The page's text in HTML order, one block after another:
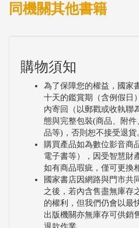
同機關其他書籍
購物須知
為了保障您的權益，國家
十天的鑑賞期（含例假日
內寄回（以郵戳或收執聯
態與完整包裝(商品、附
品等)，否則恕不接受退貨
購買產品如為數位影音商
電子書等），因受智慧財
如有商品瑕疵，僅可更換
國家書店因網路與門市共
之後，若內含售盡無庫存
的權利，但我們仍會以最
出版機關亦無庫存可供銷